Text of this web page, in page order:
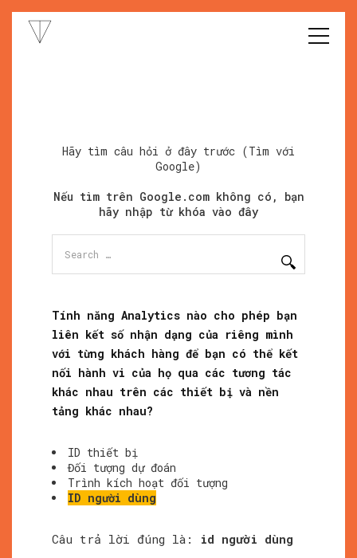
Hãy tìm câu hỏi ở đây trước (Tìm với
Google)
Nếu tìm trên Google.com không có, bạn
hãy nhập từ khóa vào đây
Tính năng Analytics nào cho phép bạn
liên kết số nhận dạng của riêng mình
với từng khách hàng để bạn có thể kết
nối hành vi của họ qua các tương tác
khác nhau trên các thiết bị và nền
tảng khác nhau?
ID thiết bị
Đối tượng dự đoán
Trình kích hoạt đối tượng
ID người dùng
Câu trả lời đúng là: id người dùng